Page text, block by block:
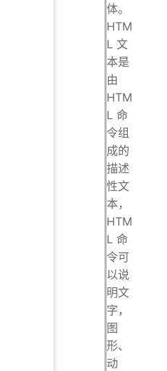
体。
HTM
L 文
本是
由
HTM
L 命
令组
成的
描述
性文
本，
HTM
L 命
令可
以说
明文
字，
图
形、
动